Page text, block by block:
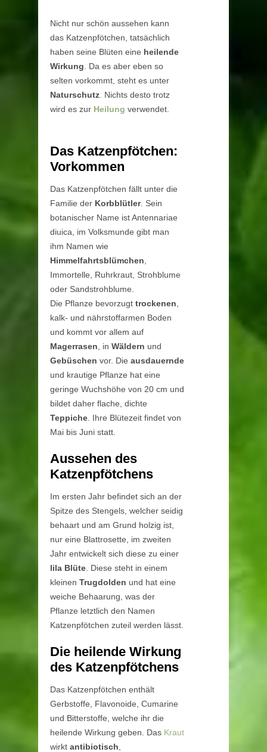
Nicht nur schön aussehen kann
das Katzenpfötchen, tatsächlich
haben seine Blüten eine heilende
Wirkung . Da es aber eben so
selten vorkommt, steht es unter
Naturschutz . Nichts desto trotz
wird es zur Heilung verwendet.
Das Katzenpfötchen:
Vorkommen
Das Katzenpfötchen fällt unter die
Familie der Korbblütler. Sein
botanischer Name ist Antennariae
diuica, im Volksmunde gibt man
ihm Namen wie
Himmelfahrtsblümchen
Immortelle, Ruhrkraut, Strohblume
oder Sandstrohblume.
Die Pflanze bevorzugt trockenen
kalk- und nährstoffarmen Boden
und kommt vor allem auf
Magerrasen , in Wäldern und
Gebüschen vor. Die ausdauernde
und krautige Pflanze hat eine
geringe Wuchshöhe von 20 cm und
bildet daher flache, dichte
Teppiche . Ihre Blütezeit findet von
Mai bis Juni statt.
Aussehen des
Katzenpfötchens
Im ersten Jahr befindet sich an der
Spitze des Stengels, welcher seidig
behaart und am Grund holzig ist,
nur eine Blattrosette, im zweiten
Jahr entwickelt sich diese zu einer
lila Blüte . Diese steht in einem
kleinen Trugdolden und hat eine
weiche Behaarung, was der
Pflanze letztlich den Namen
Katzenpfötchen zuteil werden lässt.
Die heilende Wirkung
des Katzenpfötchens
Das Katzenpfötchen enthält
Gerbstoffe, Flavonoide, Cumarine
und Bitterstoffe, welche ihr die
heilende Wirkung geben. Das Kraut
wirkt antibiotisch